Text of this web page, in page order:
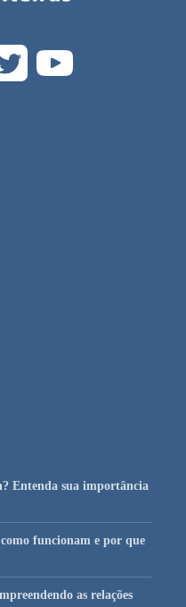
Entenda sua importância
funcionam e por que
as relações